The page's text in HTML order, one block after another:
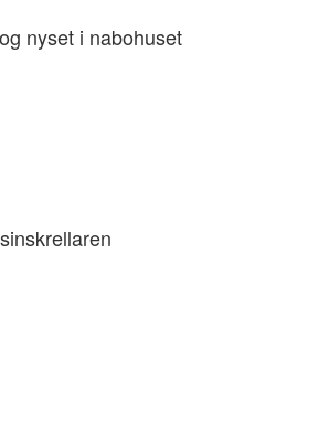
nyset i nabohuset